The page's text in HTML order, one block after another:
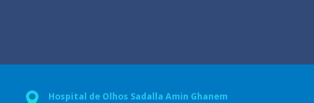
Hospital de Olhos Sadalla Amin Ghanem